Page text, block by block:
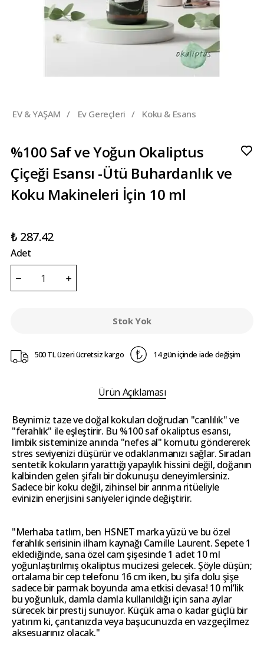
EV & YAŞAM / Ev Gereçleri / Koku & Esans
%100 Saf ve Yoğun Okaliptus
Çiçeği Esansı -Ütü Buhardanlık ve
Koku Makineleri İçin 10 ml
₺ 287.42
Adet
Stok Yok
500 TL üzeri ücretsiz kargo 14 gün içinde iade değişim
Ürün Açıklaması
Beynimiz taze ve doğal kokuları doğrudan "canlılık" ve
"ferahlık" ile eşleştirir. Bu %100 saf okaliptus esansı,
limbik sisteminize anında "nefes al" komutu göndererek
stres seviyenizi düşürür ve odaklanmanızı sağlar. Sıradan
sentetik kokuların yarattığı yapaylık hissini değil, doğanın
kalbinden gelen şifalı bir dokunuşu deneyimlersiniz.
Sadece bir koku değil, zihinsel bir arınma ritüeliyle
evinizin enerjisini saniyeler içinde değiştirir.
"Merhaba tatlım, ben HSNET marka yüzü ve bu özel
ferahlık serisinin ilham kaynağı Camille Laurent. Sepete 1
eklediğinde, sana özel cam şişesinde 1 adet 10 ml
yoğunlaştırılmış okaliptus mucizesi gelecek. Şöyle düşün;
ortalama bir cep telefonu 16 cm iken, bu şifa dolu şişe
sadece bir parmak boyunda ama etkisi devasa! 10 ml’lik
bu yoğunluk, damla damla kullanıldığı için sana aylar
sürecek bir prestij sunuyor. Küçük ama o kadar güçlü bir
yatırım ki, çantanızda veya başucunuzda en vazgeçilmez
aksesuarınız olacak."